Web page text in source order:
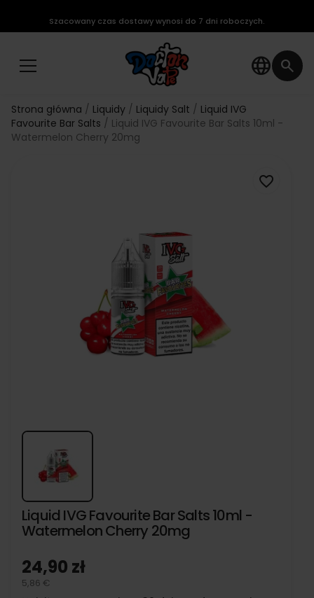
language search
Szacowany czas dostawy wynosi do 7 dni roboczych.
Strona główna Liquidy Liquidy Salt
Liquid IVG
Favourite Bar Salts
Liquid IVG Favourite Bar Salts 10ml -
Watermelon Cherry 20mg
favorite_border
Liquid IVG Favourite Bar Salts 10ml -
Watermelon Cherry 20mg
24,90 zł
5,86 €